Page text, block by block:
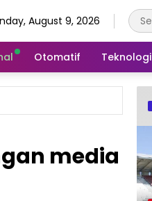
August 9, 2026
Otomatif Teknologi
media